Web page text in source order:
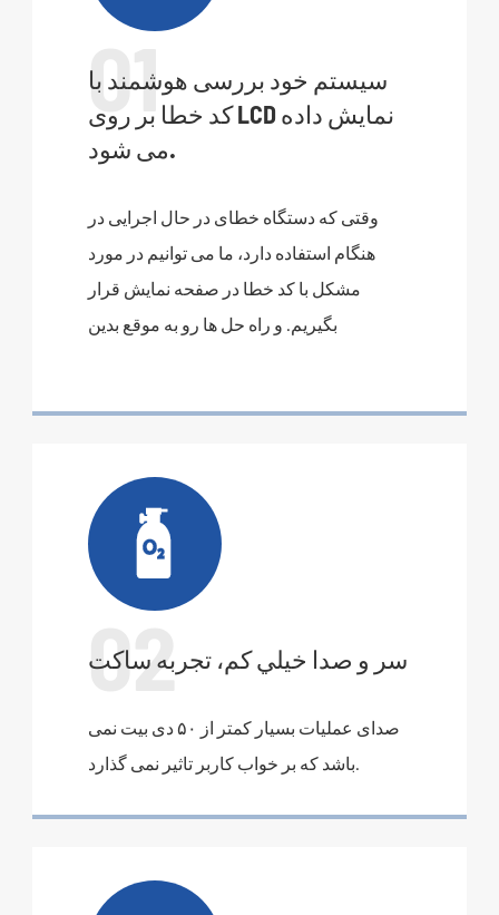
01
سیستم خود بررسی هوشمند با
کد خطا بر روی LCD نمایش داده
می شود.
وقتی که دستگاه خطای در حال اجرایی در
هنگام استفاده دارد، ما می توانیم در مورد
مشکل با کد خطا در صفحه نمایش قرار
بگیریم. و راه حل ها رو به موقع بدين

02
سر و صدا خيلي کم، تجربه ساکت
صدای عملیات بسیار کمتر از ۵۰ دی بیت نمی
باشد که بر خواب کاربر تاثیر نمی گذارد.